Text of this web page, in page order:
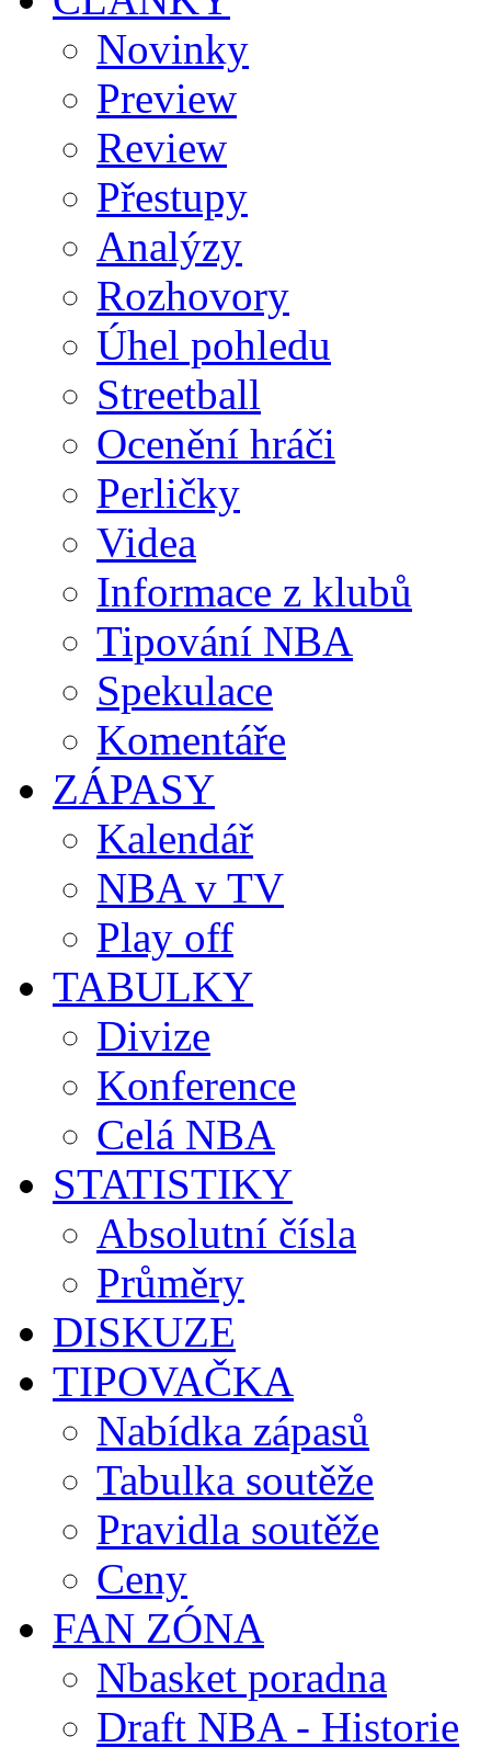
Novinky
Preview
Review
Přestupy
Analýzy
Rozhovory
Úhel pohledu
Streetball
Ocenění hráči
Perličky
Videa
Informace z klubů
Tipování NBA
Spekulace
Komentáře
ZÁPASY
Kalendář
NBA v TV
Play off
TABULKY
Divize
Konference
Celá NBA
STATISTIKY
Absolutní čísla
Průměry
DISKUZE
TIPOVAČKA
Nabídka zápasů
Tabulka soutěže
Pravidla soutěže
Ceny
FAN ZÓNA
Nbasket poradna
Draft NBA - Historie